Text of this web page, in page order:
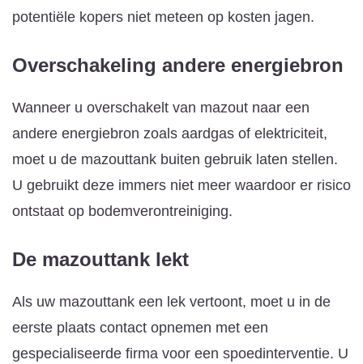
potentiële kopers niet meteen op kosten jagen.
Overschakeling andere energiebron
Wanneer u overschakelt van mazout naar een
andere energiebron zoals aardgas of elektriciteit,
moet u de mazouttank buiten gebruik laten stellen.
U gebruikt deze immers niet meer waardoor er risico
ontstaat op bodemverontreiniging.
De mazouttank lekt
Als uw mazouttank een lek vertoont, moet u in de
eerste plaats contact opnemen met een
gespecialiseerde firma voor een spoedinterventie. U